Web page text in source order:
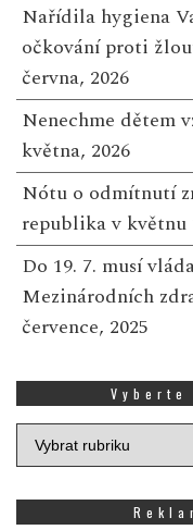
Nařídila hygiena
očkování proti
června, 2026
Nenechme dětem
května, 2026
Nótu o odmítnutí
republika v květnu
Do 19. 7. musí
Mezinárodních
července, 2025
Vyberte
si,